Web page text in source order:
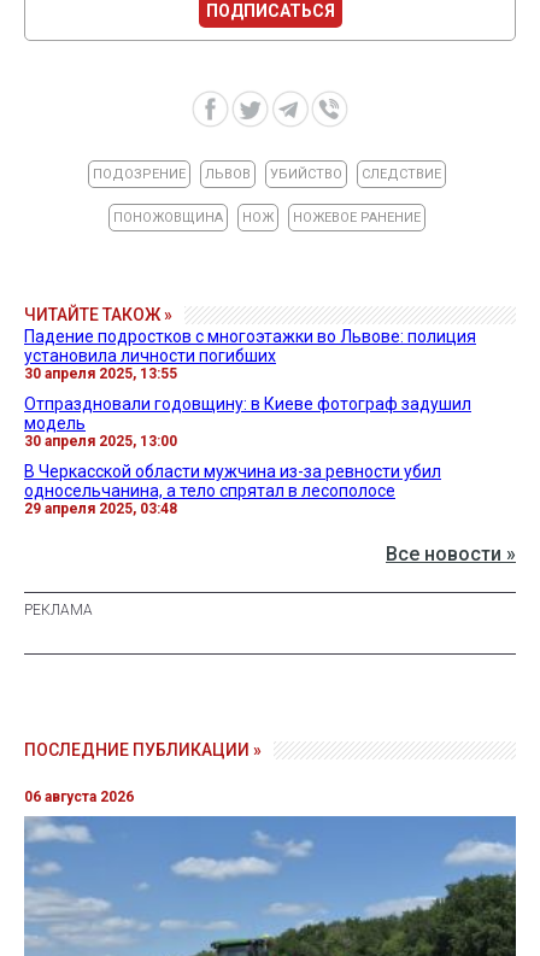
ПОДПИСАТЬСЯ
ПОДОЗРЕНИЕ ЛЬВОВ УБИЙСТВО СЛЕДСТВИЕ
ПОНОЖОВЩИНА НОЖ НОЖЕВОЕ РАНЕНИЕ
ЧИТАЙТЕ ТАКОЖ »
Падение подростков с многоэтажки во Львове: полиция
установила личности погибших
30 апреля 2025, 13:55
Отпраздновали годовщину: в Киеве фотограф задушил
модель
30 апреля 2025, 13:00
В Черкасской области мужчина из-за ревности убил
односельчанина, а тело спрятал в лесополосе
29 апреля 2025, 03:48
Все новости »
ПОСЛЕДНИЕ ПУБЛИКАЦИИ »
06 августа 2026